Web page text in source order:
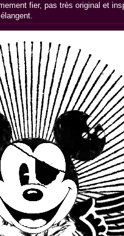
fier, pas très original et